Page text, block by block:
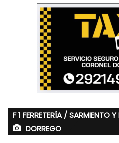
F 1 FERRETERÍA / SARMIENTO
DORREGO